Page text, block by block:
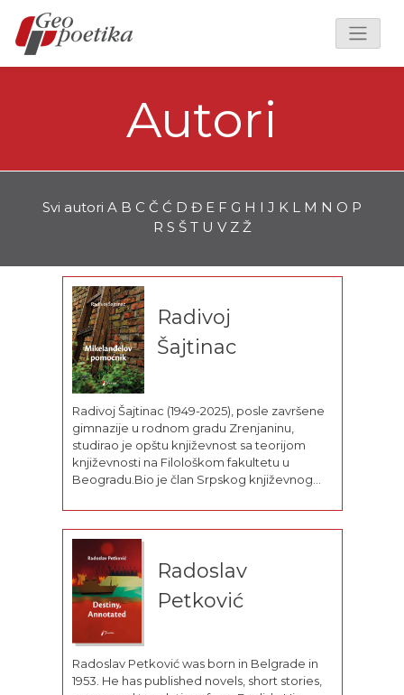
Autori
Svi autori A B C Č Ć D Đ E F G H I J K L M N O P
R S Š T U V Z Ž
Radivoj
Šajtinac
Radivoj Šajtinac (1949-2025), posle završene
gimnazije u rodnom gradu Zrenjaninu,
studirao je opštu književnost sa teorijom
književnosti na Filološkom fakultetu u
Beogradu.Bio je član Srpskog književnog
Srpskog PEN-a i jedan od osnivača i dve
decenije glavni i odgovorni urednik časopisa
za književnost i kulturu...
Radoslav
Petković
Radoslav Petković was born in Belgrade in
1953. He has published novels, short stories,